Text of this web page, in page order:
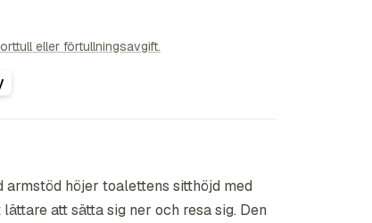
eller förtullningsavgift.
höjer toalettens sitthöjd med
att sätta sig ner och resa sig. Den